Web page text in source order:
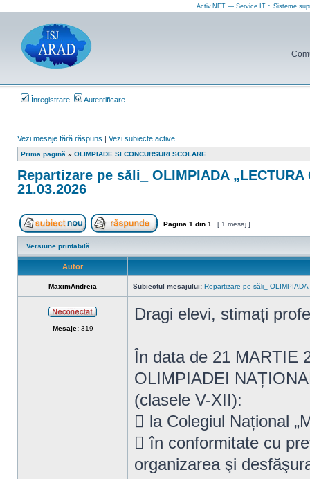
Activ.NET — Service IT ~ Sisteme
Înregistrare Autentificare
Vezi mesaje fără răspuns | Vezi subiecte active
Prima pagină » OLIMPIADE SI CONCURSURI SCOLARE
Repartizare pe săli_ OLIMPIADA
21.03.2026
Scrie un subiect nou Răspunde la subiect
Pagina 1 din 1 [ 1 mesaj ]
Versiune printabilă
Autor
MaximAndreia Subiectul mesajului: Repartizare pe săli_ OLIMPIADA
Mesaje:319
Dragi elevi, stimați
În data de 21 MARTIE
OLIMPIADEI
(clasele V-XII):
 la Colegiul Național
 în conformitate cu
organizarea şi